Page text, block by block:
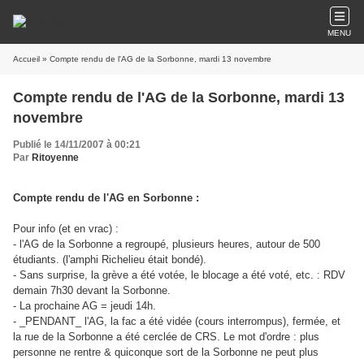
MENU
Accueil » Compte rendu de l'AG de la Sorbonne, mardi 13 novembre
Compte rendu de l'AG de la Sorbonne, mardi 13
novembre
Publié le 14/11/2007 à 00:21
Par Ritoyenne
Compte rendu de l'AG en Sorbonne :
Pour info (et en vrac) :
- l'AG de la Sorbonne a regroupé, plusieurs heures, autour de 500
étudiants. (l'amphi Richelieu était bondé).
- Sans surprise, la grève a été votée, le blocage a été voté, etc. : RDV
demain 7h30 devant la Sorbonne.
- La prochaine AG = jeudi 14h.
- _PENDANT_ l'AG, la fac a été vidée (cours interrompus), fermée, et
la rue de la Sorbonne a été cerclée de CRS. Le mot d'ordre : plus
personne ne rentre & quiconque sort de la Sorbonne ne peut plus